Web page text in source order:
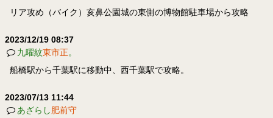
リア攻め（バイク）亥鼻公園城の東側の博物館駐車場から攻略
2023/12/19 08:37
九曜紋東市正。
船橋駅から千葉駅に移動中、西千葉駅で攻略。
2023/07/13 11:44
あざらし肥前守